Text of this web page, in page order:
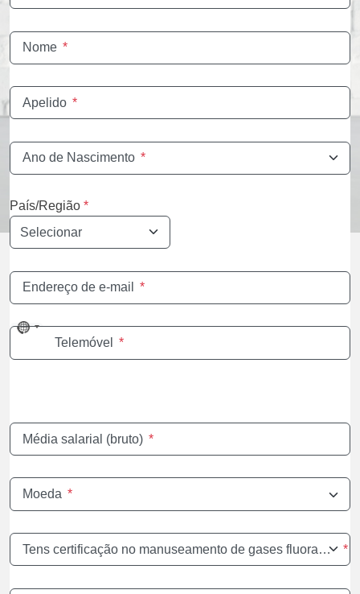
Nome *
Apelido *
Ano de Nascimento *
País/Região *
Endereço de e-mail *
No
countryTelemóvel *
Média salarial (bruto) *
Moeda *
Tens certificação no manuseamento de gases fluorados? *